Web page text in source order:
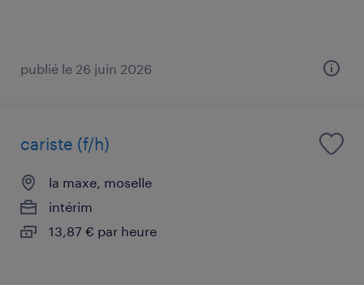
publié le 26 juin 2026
cariste (f/h)
la maxe, moselle
intérim
13,87 € par heure